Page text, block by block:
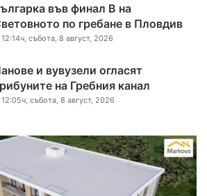
във финал B на
по гребане в Пловдив
12:14ч, събота, 8 август, 2026
и вувузели огласят
на Гребния канал
12:05ч, събота, 8 август, 2026